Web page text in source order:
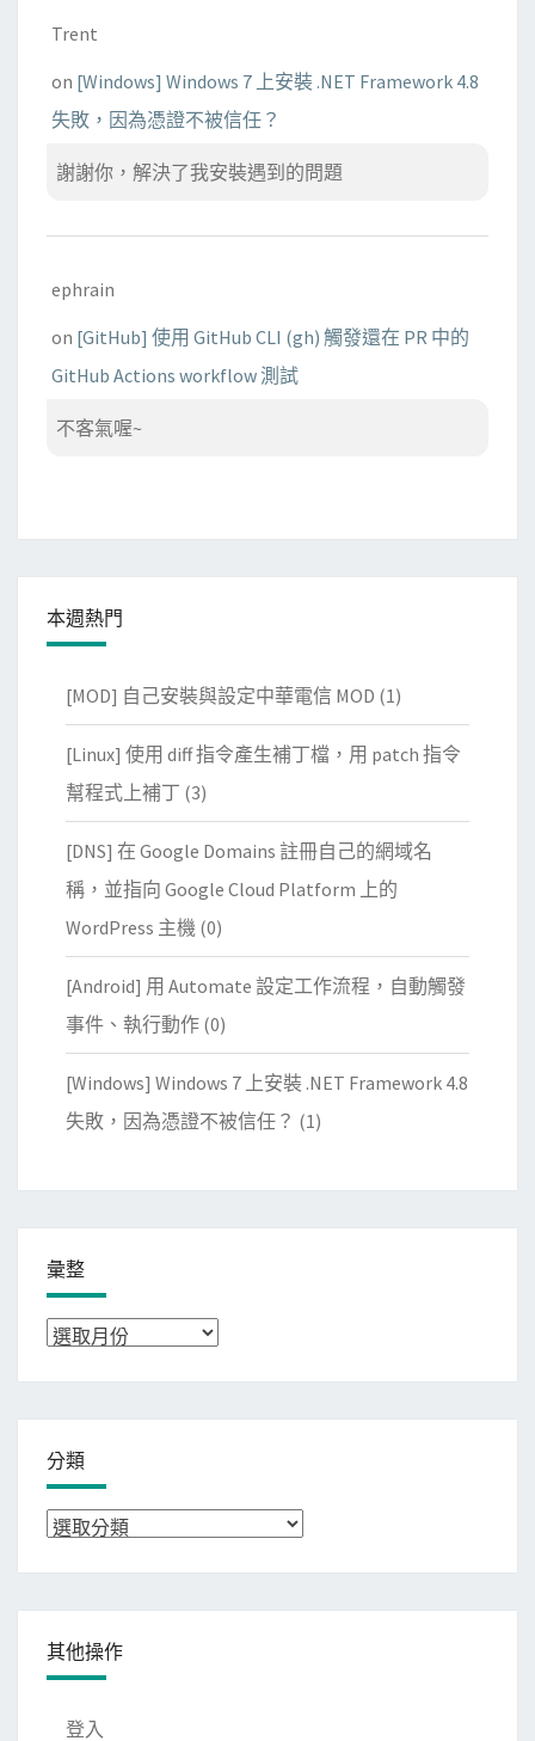
Trent
on [Windows] Windows 7 上安裝 .NET Framework 4.8
失敗，因為憑證不被信任？
謝謝你，解決了我安裝遇到的問題
ephrain
on [GitHub] 使用 GitHub CLI (gh) 觸發還在 PR 中的
GitHub Actions workflow 測試
不客氣喔~
本週熱門
[MOD] 自己安裝與設定中華電信 MOD (1)
[Linux] 使用 diff 指令產生補丁檔，用 patch 指令
幫程式上補丁 (3)
[DNS] 在 Google Domains 註冊自己的網域名
稱，並指向 Google Cloud Platform 上的
WordPress 主機 (0)
[Android] 用 Automate 設定工作流程，自動觸發
事件、執行動作 (0)
[Windows] Windows 7 上安裝 .NET Framework 4.8
失敗，因為憑證不被信任？ (1)
彙整
彙
分類
分
其他操作
登入